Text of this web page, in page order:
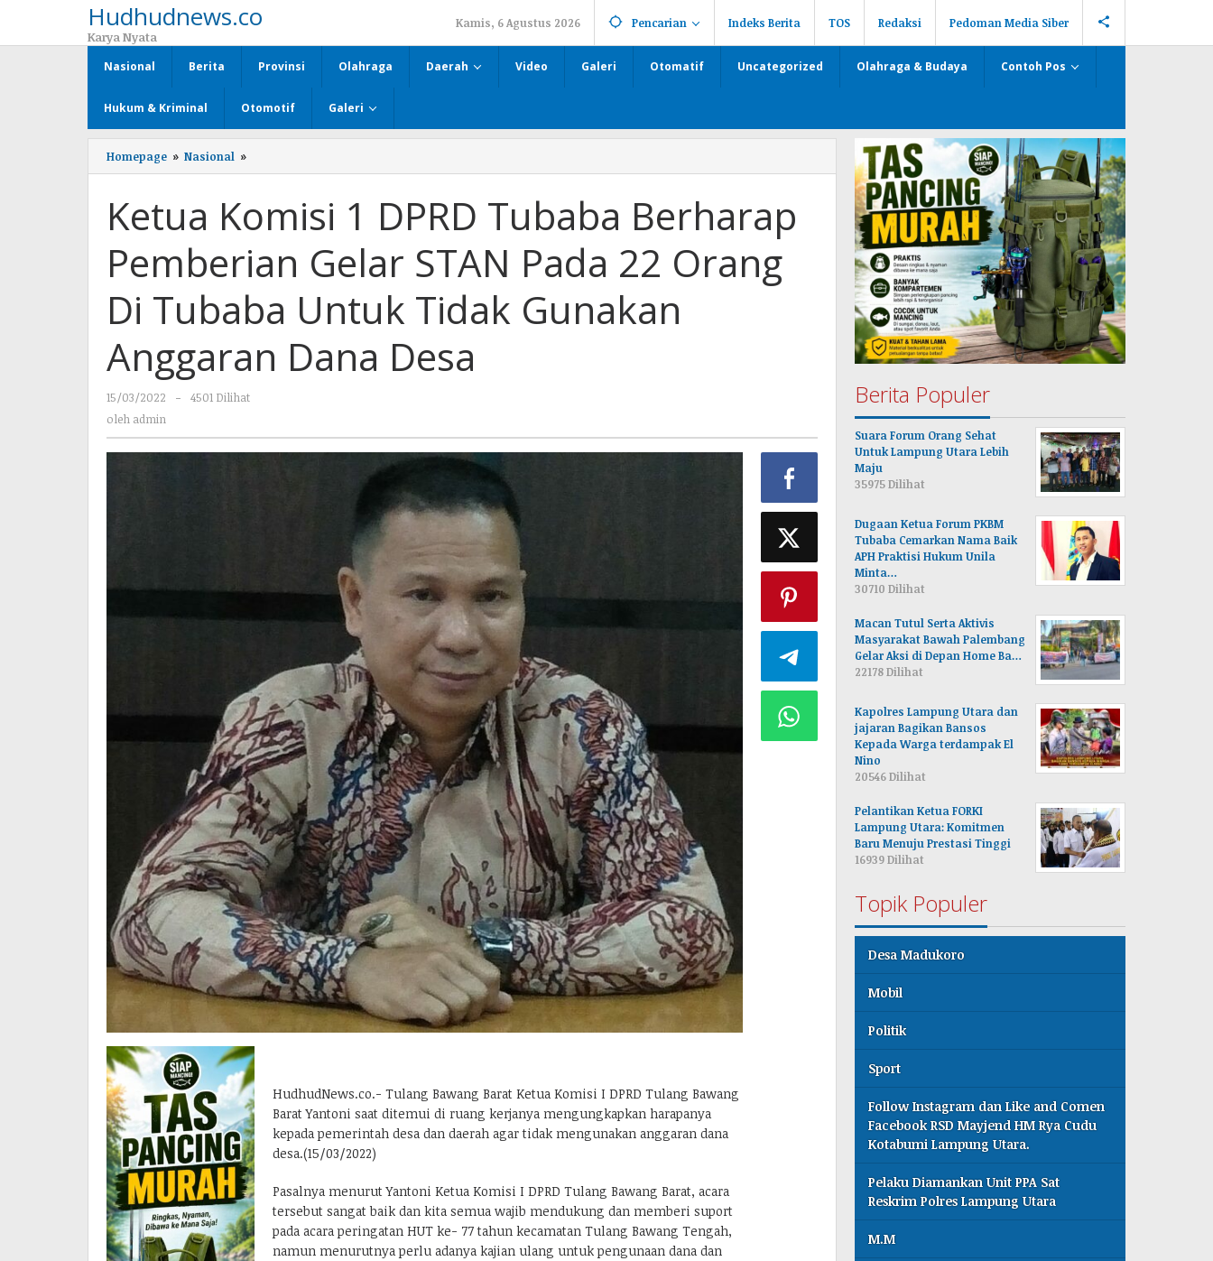
Hudhudnews.co
Karya Nyata
Kamis, 6 Agustus 2026 Pencarian Indeks Berita TOS Redaksi Pedoman Media Siber
Nasional Berita Provinsi Olahraga Daerah Video Galeri Otomatif Uncategorized Olahraga & Budaya Contoh Pos
Hukum & Kriminal Otomotif Galeri
Homepage » Nasional »
Komisi
Tubaba
Pemberian
Gelar
Pada
22
Di
Tidak
Ketua Komisi 1 DPRD Tubaba Berharap
Pemberian Gelar STAN Pada 22 Orang
Di Tubaba Untuk Tidak Gunakan
Anggaran Dana Desa
15/03/2022
oleh
-
4501 Dilihat
oleh admin
HudhudNews.co.- Tulang Bawang Barat Ketua Komisi I DPRD Tulang Bawang
Barat Yantoni saat ditemui di ruang kerjanya mengungkapkan harapanya
kepada pemerintah desa dan daerah agar tidak mengunakan anggaran dana
desa.(15/03/2022)
Pasalnya menurut Yantoni Ketua Komisi I DPRD Tulang Bawang Barat, acara
tersebut sangat baik dan kita semua wajib mendukung dan memberi suport
pada acara peringatan HUT ke- 77 tahun kecamatan Tulang Bawang Tengah,
namun menurutnya perlu adanya kajian ulang untuk pengunaan dana dan
Berita Populer
Suara Forum Orang Sehat
Untuk Lampung Utara Lebih
Maju
35975 Dilihat
Dugaan Ketua Forum PKBM
Tubaba Cemarkan Nama Baik
APH Praktisi Hukum Unila
Minta…
30710 Dilihat
Macan Tutul Serta Aktivis
Masyarakat Bawah Palembang
Gelar Aksi di Depan Home Ba…
22178 Dilihat
Kapolres Lampung Utara dan
jajaran Bagikan Bansos
Kepada Warga terdampak El
Nino
20546 Dilihat
Pelantikan Ketua FORKI
Lampung Utara: Komitmen
Baru Menuju Prestasi Tinggi
16939 Dilihat
Topik Populer
Desa Madukoro
Mobil
Politik
Sport
Follow Instagram dan Like and Comen
Facebook RSD Mayjend HM Rya Cudu
Kotabumi Lampung Utara.
Pelaku Diamankan Unit PPA Sat
Reskrim Polres Lampung Utara
M.M